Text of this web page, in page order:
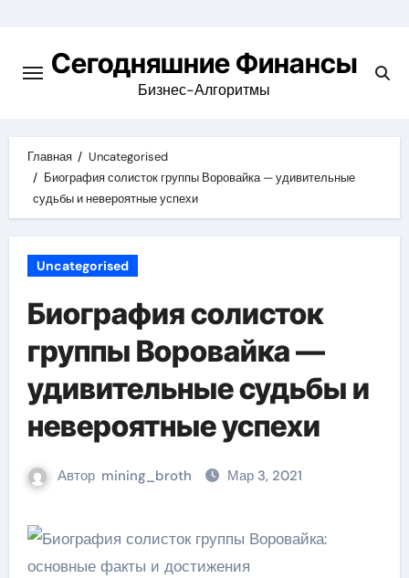
содержимомуСегодняшние Финансы
Бизнес-Алгоритмы
Главная
Uncategorised
Биография солисток группы Воровайка — удивительные
судьбы и невероятные успехи
Uncategorised
Биография солисток
группы Воровайка —
удивительные судьбы и
невероятные успехи
Автор mining_broth Мар 3, 2021